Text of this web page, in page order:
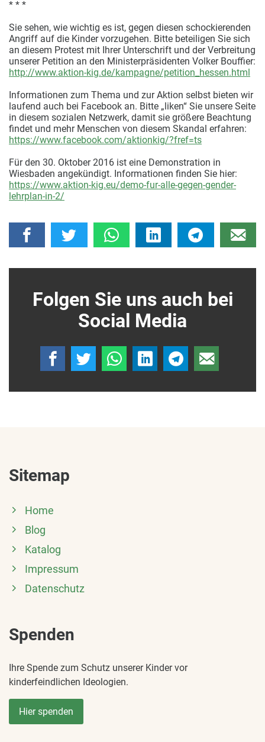
* * *
Sie sehen, wie wichtig es ist, gegen diesen schockierenden
Angriff auf die Kinder vorzugehen. Bitte beteiligen Sie sich
an diesem Protest mit Ihrer Unterschrift und der Verbreitung
unserer Petition an den Ministerpräsidenten Volker Bouffier:
http://www.aktion-kig.de/kampagne/petition_hessen.html
Informationen zum Thema und zur Aktion selbst bieten wir
laufend auch bei Facebook an. Bitte „liken“ Sie unsere Seite
in diesem sozialen Netzwerk, damit sie größere Beachtung
findet und mehr Menschen von diesem Skandal erfahren:
https://www.facebook.com/aktionkig/?fref=ts
Für den 30. Oktober 2016 ist eine Demonstration in
Wiesbaden angekündigt. Informationen finden Sie hier:
https://www.aktion-kig.eu/demo-fur-alle-gegen-gender-
lehrplan-in-2/
Folgen Sie uns auch bei
Social Media
Sitemap
Home
Blog
Katalog
Impressum
Datenschutz
Spenden
Ihre Spende zum Schutz unserer Kinder vor
kinderfeindlichen Ideologien.
Hier spenden